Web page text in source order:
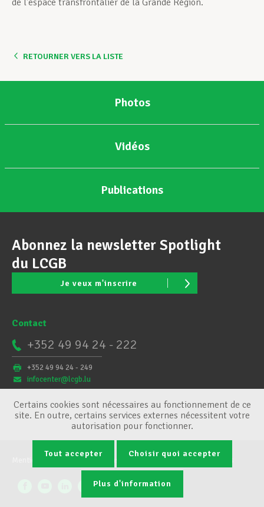
de l’espace transfrontalier de la Grande Région.
RETOURNER VERS LA LISTE
Photos
Vidéos
Publications
Abonnez la newsletter Spotlight
du LCGB
Je veux m'inscrire
Contact
+352 49 94 24 - 222
+352 49 94 24 - 249
infocenter@lcgb.lu
Conditions générales Gestion des cookies
Certains cookies sont nécessaires au fonctionnement de ce
site. En outre, certains services externes nécessitent votre
autorisation pour fonctionner.
Tout accepter Choisir quoi accepter
Plus d'information